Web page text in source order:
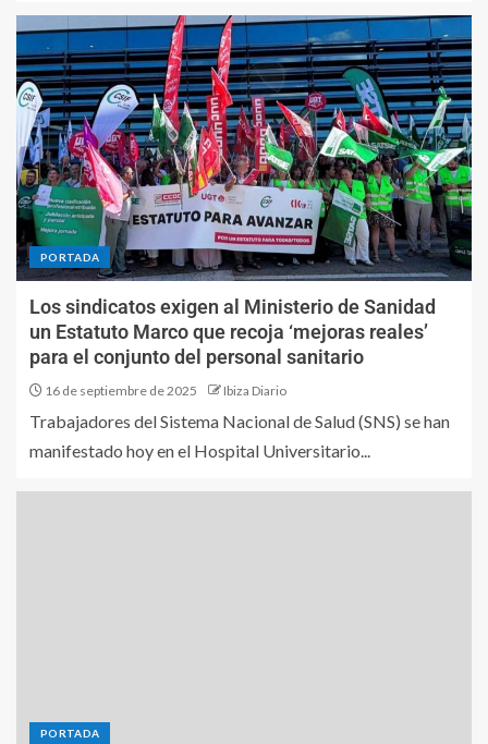
PORTADA
Los sindicatos exigen al Ministerio de Sanidad
un Estatuto Marco que recoja ‘mejoras reales’
para el conjunto del personal sanitario
16 de septiembre de 2025 Ibiza Diario
Trabajadores del Sistema Nacional de Salud (SNS) se han
manifestado hoy en el Hospital Universitario...
PORTADA